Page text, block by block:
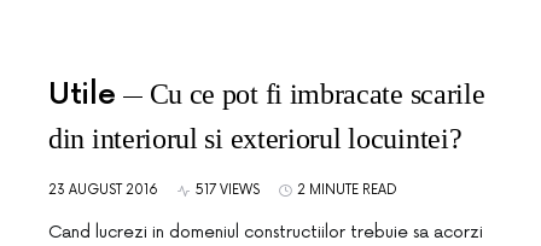
Utile
Cu ce pot fi imbracate scarile
din interiorul si exteriorul locuintei?
23 AUGUST 2016 517 VIEWS 2 MINUTE READ
Cand lucrezi in domeniul constructiilor trebuie sa acorzi